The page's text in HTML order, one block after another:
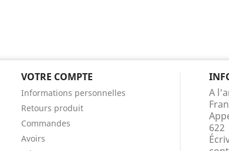
VOTRE COMPTE
Informations personnelles
Retours produit
Commandes
Avoirs
A
622